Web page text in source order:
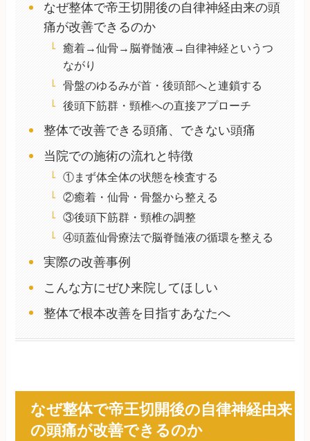
なぜ整体で帝王切開後の自律神経由来の頭
痛が改善できるのか
癒着→仙骨→脳脊髄液→自律神経というつ
ながり
骨盤のゆるみが首・後頭部へと連鎖する
後頭下筋群・頸椎への直接アプローチ
整体で改善できる頭痛、できない頭痛
当院での施術の流れと特徴
①まず体全体の状態を検査する
②癒着・仙骨・骨盤から整える
③後頭下筋群・頸椎の調整
④頭蓋仙骨療法で脳脊髄液の循環を整える
実際の改善事例
こんな方にぜひ来院してほしい
整体で根本改善を目指すあなたへ
なぜ整体で帝王切開後の自律神経由来
の頭痛が改善できるのか